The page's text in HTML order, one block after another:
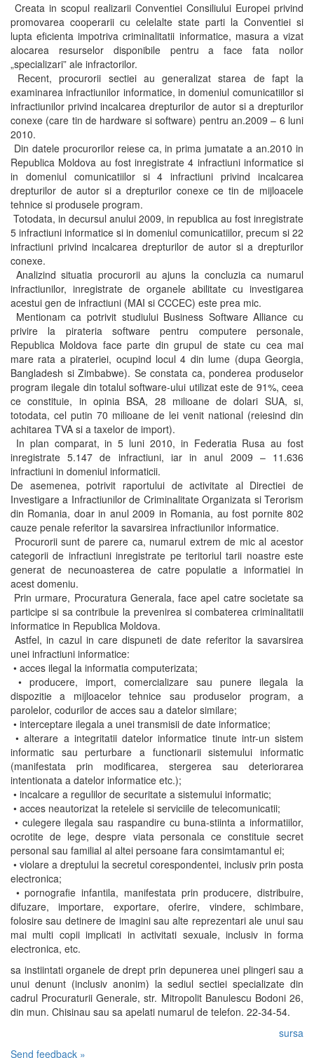
Creata in scopul realizarii Conventiei Consiliului Europei privind
promovarea cooperarii cu celelalte state parti la Conventiei si
lupta eficienta impotriva criminalitatii informatice, masura a vizat
alocarea resurselor disponibile pentru a face fata noilor
„specializari” ale infractorilor.
Recent, procurorii sectiei au generalizat starea de fapt la
examinarea infractiunilor informatice, in domeniul comunicatiilor si
infractiunilor privind incalcarea drepturilor de autor si a drepturilor
conexe (care tin de hardware si software) pentru an.2009 – 6 luni
2010.
Din datele procurorilor reiese ca, in prima jumatate a an.2010 in
Republica Moldova au fost inregistrate 4 infractiuni informatice si
in domeniul comunicatiilor si 4 infractiuni privind incalcarea
drepturilor de autor si a drepturilor conexe ce tin de mijloacele
tehnice si produsele program.
Totodata, in decursul anului 2009, in republica au fost inregistrate
5 infractiuni informatice si in domeniul comunicatiilor, precum si 22
infractiuni privind incalcarea drepturilor de autor si a drepturilor
conexe.
Analizind situatia procurorii au ajuns la concluzia ca numarul
infractiunilor, inregistrate de organele abilitate cu investigarea
acestui gen de infractiuni (MAI si CCCEC) este prea mic.
Mentionam ca potrivit studiului Business Software Alliance cu
privire la pirateria software pentru computere personale,
Republica Moldova face parte din grupul de state cu cea mai
mare rata a pirateriei, ocupind locul 4 din lume (dupa Georgia,
Bangladesh si Zimbabwe). Se constata ca, ponderea produselor
program ilegale din totalul software-ului utilizat este de 91%, ceea
ce constituie, in opinia BSA, 28 milioane de dolari SUA, si,
totodata, cel putin 70 milioane de lei venit national (reiesind din
achitarea TVA si a taxelor de import).
In plan comparat, in 5 luni 2010, in Federatia Rusa au fost
inregistrate 5.147 de infractiuni, iar in anul 2009 – 11.636
infractiuni in domeniul informaticii.
De asemenea, potrivit raportului de activitate al Directiei de
Investigare a Infractiunilor de Criminalitate Organizata si Terorism
din Romania, doar in anul 2009 in Romania, au fost pornite 802
cauze penale referitor la savarsirea infractiunilor informatice.
Procurorii sunt de parere ca, numarul extrem de mic al acestor
categorii de infractiuni inregistrate pe teritoriul tarii noastre este
generat de necunoasterea de catre populatie a informatiei in
acest domeniu.
Prin urmare, Procuratura Generala, face apel catre societate sa
participe si sa contribuie la prevenirea si combaterea criminalitatii
informatice in Republica Moldova.
Astfel, in cazul in care dispuneti de date referitor la savarsirea
unei infractiuni informatice:
• acces ilegal la informatia computerizata;
• producere, import, comercializare sau punere ilegala la
dispozitie a mijloacelor tehnice sau produselor program, a
parolelor, codurilor de acces sau a datelor similare;
• interceptare ilegala a unei transmisii de date informatice;
• alterare a integritatii datelor informatice tinute intr-un sistem
informatic sau perturbare a functionarii sistemului informatic
(manifestata prin modificarea, stergerea sau deteriorarea
intentionata a datelor informatice etc.);
• incalcare a regulilor de securitate a sistemului informatic;
• acces neautorizat la retelele si serviciile de telecomunicatii;
• culegere ilegala sau raspandire cu buna-stiinta a informatiilor,
ocrotite de lege, despre viata personala ce constituie secret
personal sau familial al altei persoane fara consimtamantul ei;
• violare a dreptului la secretul corespondentei, inclusiv prin posta
electronica;
• pornografie infantila, manifestata prin producere, distribuire,
difuzare, importare, exportare, oferire, vindere, schimbare,
folosire sau detinere de imagini sau alte reprezentari ale unui sau
mai multi copii implicati in activitati sexuale, inclusiv in forma
electronica, etc.
sa instiintati organele de drept prin depunerea unei plingeri sau a
unui denunt (inclusiv anonim) la sediul sectiei specializate din
cadrul Procuraturii Generale, str. Mitropolit Banulescu Bodoni 26,
din mun. Chisinau sau sa apelati numarul de telefon. 22-34-54.
sursa
Send feedback »